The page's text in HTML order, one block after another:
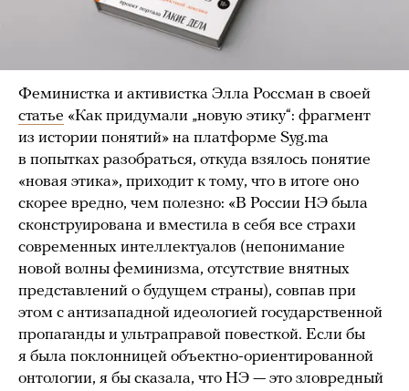
Феминистка и активистка Элла Россман в своей
статье «Как придумали „новую этику“: фрагмент
из истории понятий» на платформе Syg.ma
в попытках разобраться, откуда взялось понятие
«новая этика», приходит к тому, что в итоге оно
скорее вредно, чем полезно: «В России НЭ была
сконструирована и вместила в себя все страхи
современных интеллектуалов (непонимание
новой волны феминизма, отсутствие внятных
представлений о будущем страны), совпав при
этом с антизападной идеологией государственной
пропаганды и ультраправой повесткой. Если бы
я была поклонницей объектно-ориентированной
онтологии, я бы сказала, что НЭ — это зловредный